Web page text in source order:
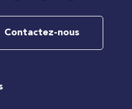
Contactez-nous